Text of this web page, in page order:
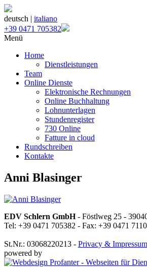
deutsch | italiano
+39 0471 705382
Menü
Home
Dienstleistungen
Team
Online Dienste
Elektronische Rechnungen
Online Buchhaltung
Lohnunterlagen
Stundenregister
730 Online
Fatture in cloud
Rundschreiben
Kontakte
Anni Blasinger
EDV Schlern GmbH- Föstlweg 25 -
Tel: +39 0471 705382 - Fax: +39 0471
St.Nr.: 03068220213 - Privacy & Impressum
powered by